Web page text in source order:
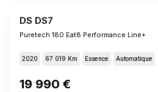
DS DS7
Puretech 180 Eat8 Performance Line+
2020 67 019 Km Essence Automatique
19 990 €